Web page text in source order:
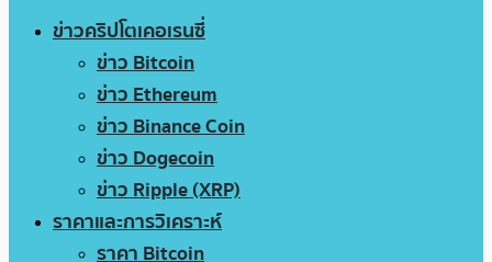
ข่าวคริปโตเคอเรนซี่
ข่าว Bitcoin
ข่าว Ethereum
ข่าว Binance Coin
ข่าว Dogecoin
ข่าว Ripple (XRP)
ราคาและการวิเคราะห์
ราคา Bitcoin